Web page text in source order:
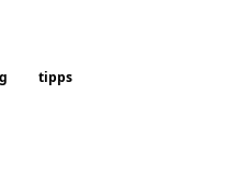
tipps